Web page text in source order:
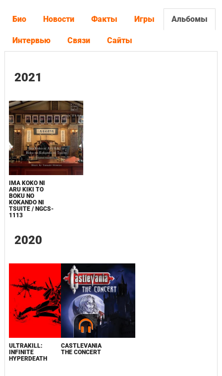
Био Новости Факты Игры Альбомы
Интервью Связи Сайты
2021
IMA KOKO NI
ARU KIKI TO
BOKU NO
KOKANDO NI
TSUITE / NGCS-
1113
2020
ULTRAKILL:
INFINITE
HYPERDEATH
CASTLEVANIA
THE CONCERT